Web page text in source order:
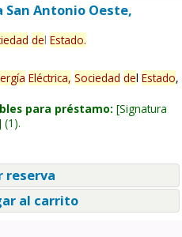
Antonio Oeste,
del Estado.
Eléctrica, Sociedad del Estado,
para préstamo: Signatura
(1).
reserva
al carrito